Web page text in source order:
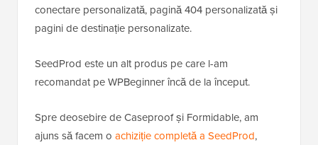
conectare personalizată, pagină 404 personalizată și
pagini de destinație personalizate.
SeedProd este un alt produs pe care l-am
recomandat pe WPBeginner încă de la început.
Spre deosebire de Caseproof și Formidable, am
ajuns să facem o achiziție completă a SeedProd,